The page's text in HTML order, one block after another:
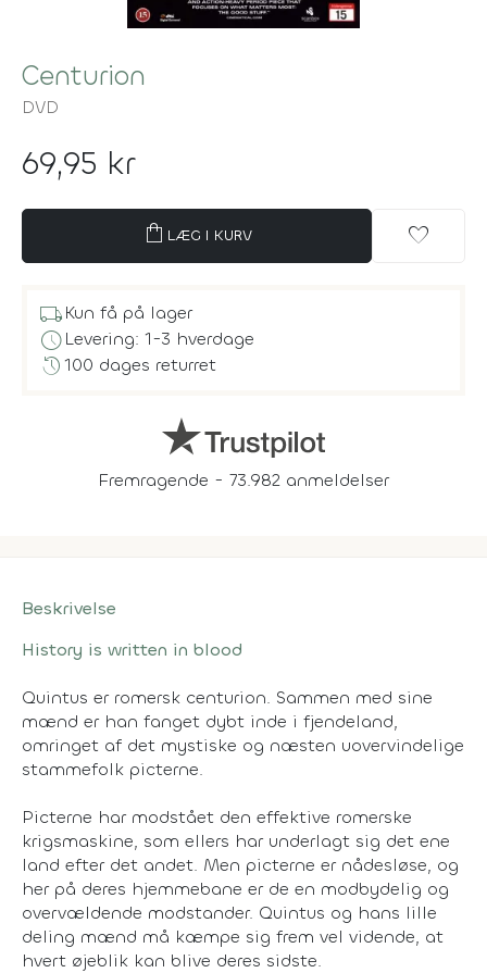
Centurion
DVD
69,95 kr
shopping_bag LÆG I KURV favorite
local_shippingKun få på lager
scheduleLevering: 1-3 hverdage
history100 dages returret
Fremragende - 73.982 anmeldelser
Beskrivelse
History is written in blood
Quintus er romersk centurion. Sammen med sine
mænd er han fanget dybt inde i fjendeland,
omringet af det mystiske og næsten uovervindelige
stammefolk picterne.
Picterne har modstået den effektive romerske
krigsmaskine, som ellers har underlagt sig det ene
land efter det andet. Men picterne er nådesløse, og
her på deres hjemmebane er de en modbydelig og
overvældende modstander. Quintus og hans lille
deling mænd må kæmpe sig frem vel vidende, at
hvert øjeblik kan blive deres sidste.